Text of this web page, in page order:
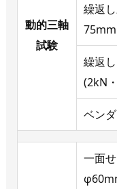
動的三軸
試験
繰返
繰返
(2kN
ベン
一面